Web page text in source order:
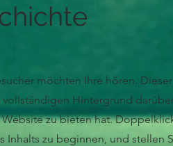
möchten Ihre hören. Dieser
Hintergrund
Website zu bieten hat.
Inhalts zu beginnen, und stellen